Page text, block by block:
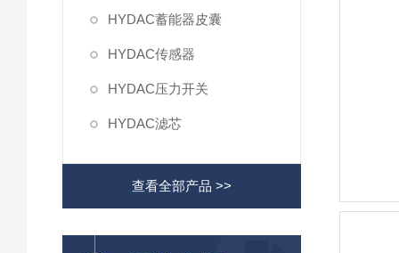
HYDAC蓄能器皮囊
HYDAC传感器
HYDAC压力开关
HYDAC滤芯
查看全部产品 >>